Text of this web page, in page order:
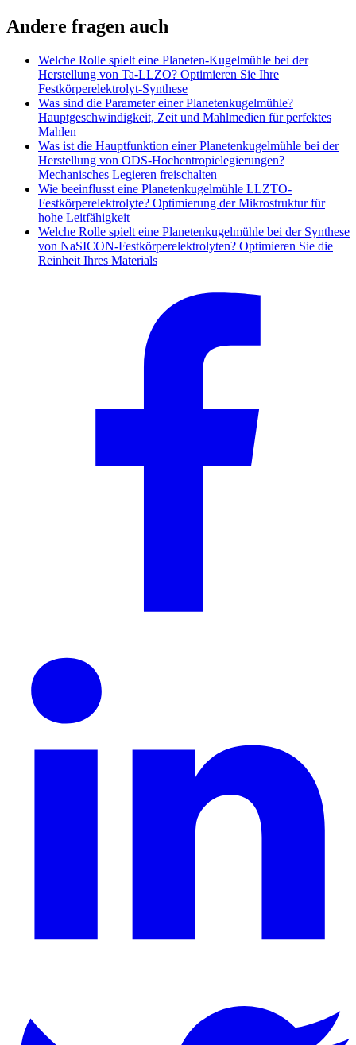
Andere fragen auch
Welche Rolle spielt eine Planeten-Kugelmühle bei der
Herstellung von Ta-LLZO? Optimieren Sie Ihre
Festkörperelektrolyt-Synthese
Was sind die Parameter einer Planetenkugelmühle?
Hauptgeschwindigkeit, Zeit und Mahlmedien für perfektes
Mahlen
Was ist die Hauptfunktion einer Planetenkugelmühle bei der
Herstellung von ODS-Hochentropielegierungen?
Mechanisches Legieren freischalten
Wie beeinflusst eine Planetenkugelmühle LLZTO-
Festkörperelektrolyte? Optimierung der Mikrostruktur für
hohe Leitfähigkeit
Welche Rolle spielt eine Planetenkugelmühle bei der Synthese
von NaSICON-Festkörperelektrolyten? Optimieren Sie die
Reinheit Ihres Materials